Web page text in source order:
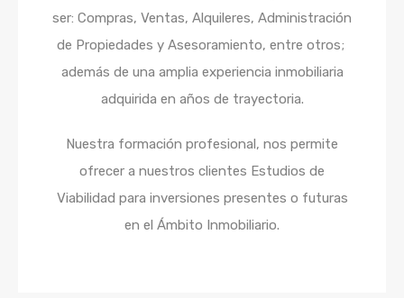
ser: Compras, Ventas, Alquileres, Administración
de Propiedades y Asesoramiento, entre otros;
además de una amplia experiencia inmobiliaria
adquirida en años de trayectoria.
Nuestra formación profesional, nos permite
ofrecer a nuestros clientes Estudios de
Viabilidad para inversiones presentes o futuras
en el Ámbito Inmobiliario.